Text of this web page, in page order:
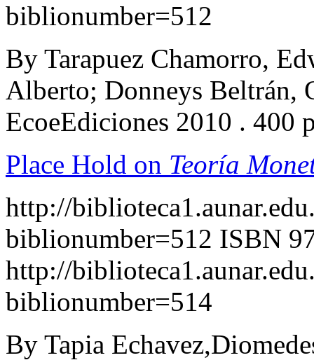
biblionumber=512
By Tarapuez Chamorro,
Alberto; Donneys Beltrán,
EcoeEdiciones 2010 . 400
Place Hold on Teoría
http://
biblionumber=512 ISBN
http://
biblionumber=514
By Tapia